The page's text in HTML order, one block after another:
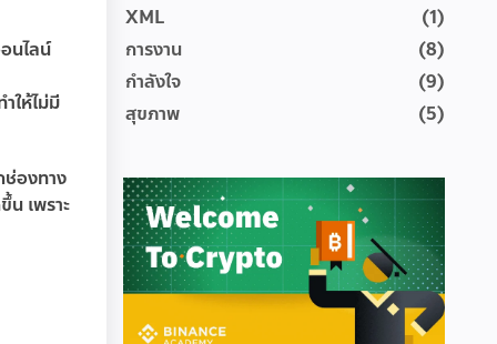
นไลน์
ให้ไม่มี
ช่องทาง
น เพราะ
XML
(1)
การงาน
(8)
กำลังใจ
(9)
สุขภาพ
(5)